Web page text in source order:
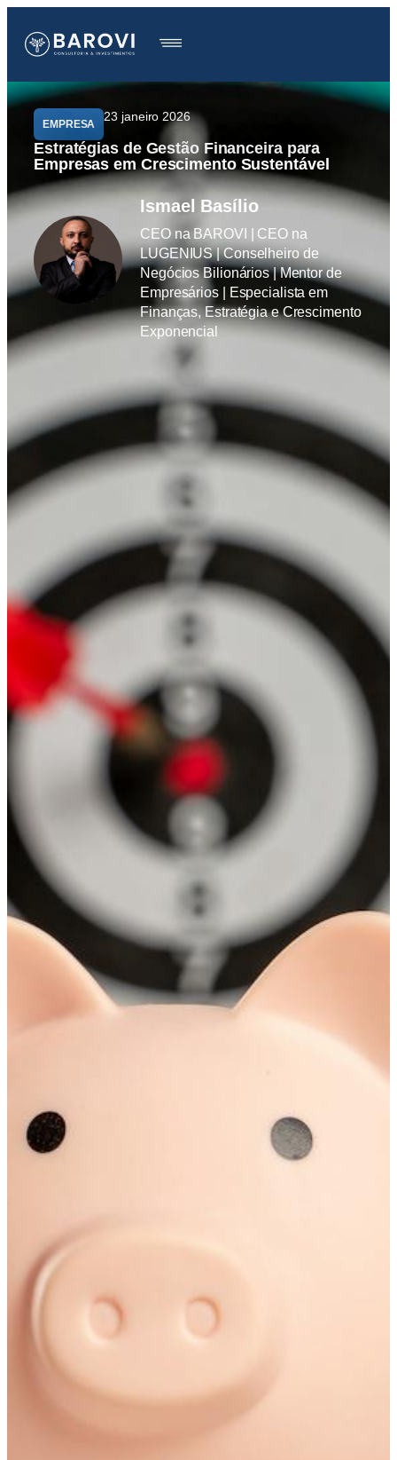
EMPRESA
23 janeiro 2026
Estratégias de Gestão Financeira para
Empresas em Crescimento Sustentável
Ismael Basílio
CEO na BAROVI | CEO na
LUGENIUS | Conselheiro de
Negócios Bilionários | Mentor de
Empresários | Especialista em
Finanças, Estratégia e Crescimento
Exponencial